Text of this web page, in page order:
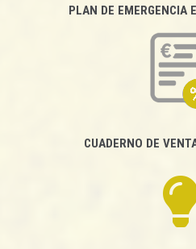
PLAN DE EMERGENCIA
CUADERNO DE